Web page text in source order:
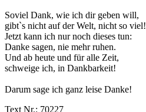
Soviel Dank, wie ich dir geben will,
gibt`s nicht auf der Welt, nicht so viel!
Jetzt kann ich nur noch dieses tun:
Danke sagen, nie mehr ruhen.
Und ab heute und für alle Zeit,
schweige ich, in Dankbarkeit!
Darum sage ich ganz leise Danke!
Text Nr.: 70227